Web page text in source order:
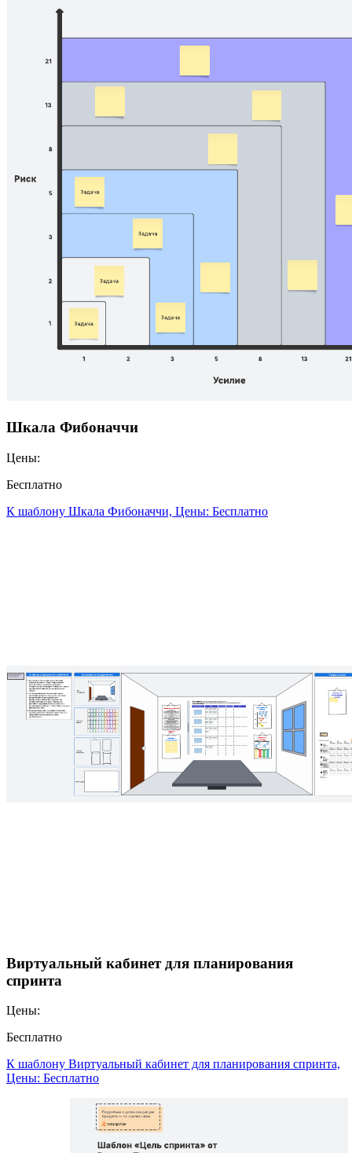
Шкала Фибоначчи
Цены:
Бесплатно
К шаблону Шкала Фибоначчи, Цены: Бесплатно
Виртуальный кабинет для планирования
спринта
Цены:
Бесплатно
К шаблону Виртуальный кабинет для планирования спринта,
Цены: Бесплатно